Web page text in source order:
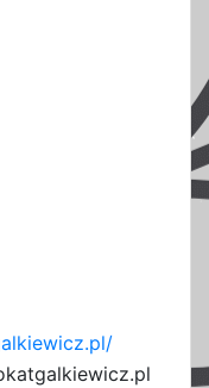
katgalk8
iewi4
c8
z.p8l